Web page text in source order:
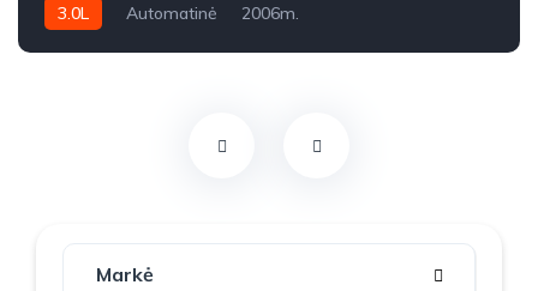
3.0L Automatinė 2006m.